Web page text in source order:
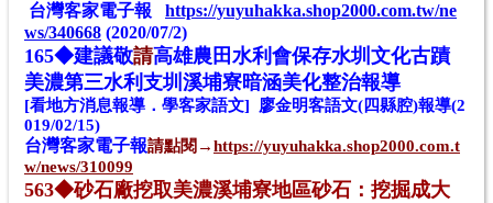
台灣客家電子報 https://yuyuhakka.shop2000.com.tw/ne
ws/340668 (2020/07/2)
165◆建議敬請高雄農田水利會保存水圳文化古蹟
美濃第三水利支圳溪埔寮暗涵美化整治報導
[看地方消息報導．學客家語文] 廖金明客語文(四縣腔)報導(2
019/02/15)
台灣客家電子報請點閱→https://yuyuhakka.shop2000.com.t
w/news/310099
563◆砂石廠挖取美濃溪埔寮地區砂石：挖掘成大